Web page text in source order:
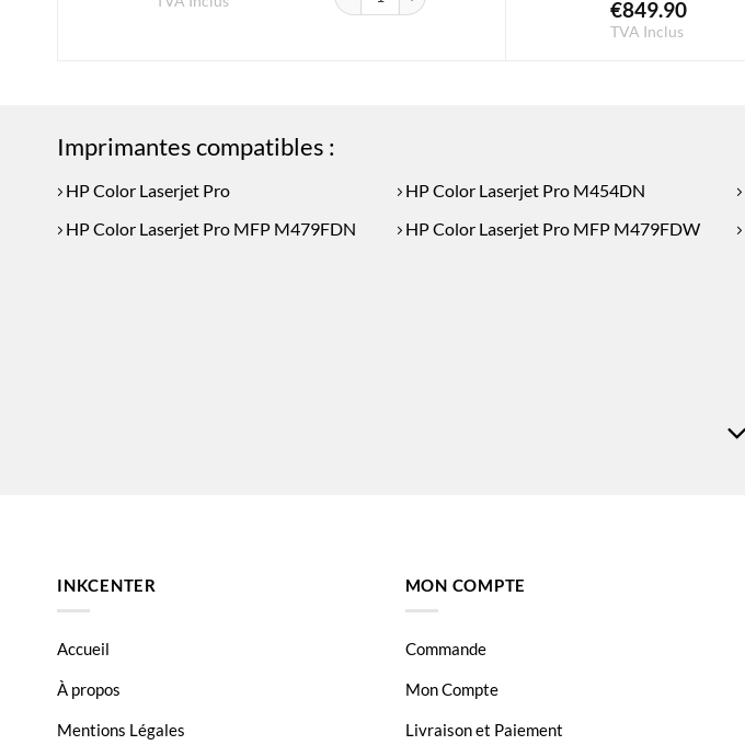
Le
prix
€849.90Le
TVA Inclus
Imprimantes compatibles :
HP Color Laserjet Pro HP Color Laserjet Pro M454DN
HP Color Laserjet Pro MFP M479FDN
HP Color Laserjet Pro MFP M479FDW
INKCENTER
Accueil
À propos
Mentions Légales
MON COMPTE
Commande
Mon Compte
Livraison et Paiement